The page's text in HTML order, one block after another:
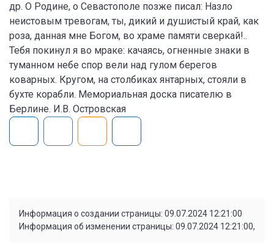
др. О Родине, о Севастополе позже писал: Назло
неистовым тревогам, ты, дикий и душистый край, как
роза, данная мне Богом, во храме памяти сверкай!..
Тебя покинул я во мраке: качаясь, огненные знаки в
туманном небе спор вели над гулом берегов
коварных. Кругом, на столбиках янтарных, стояли в
бухте корабли. Мемориальная доска писателю в
Берлине. И.В. Островская
Информация о создании страницы: 09.07.2024 12:21:00
Информация об изменении страницы: 09.07.2024 12:21:00,